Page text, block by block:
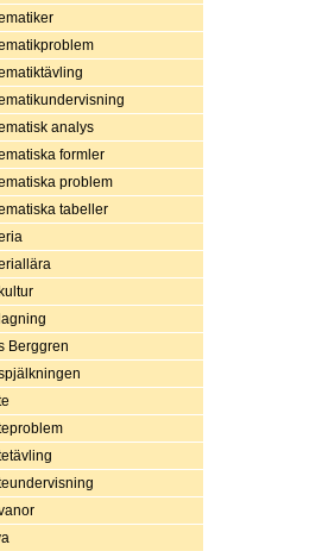
analys
formler
problem
tabeller
Berggren